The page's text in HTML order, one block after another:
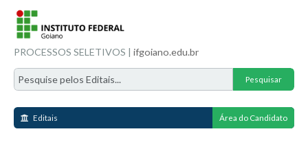
PROCESSOS SELETIVOS | ifgoiano.edu.br
Editais Área do Candidato